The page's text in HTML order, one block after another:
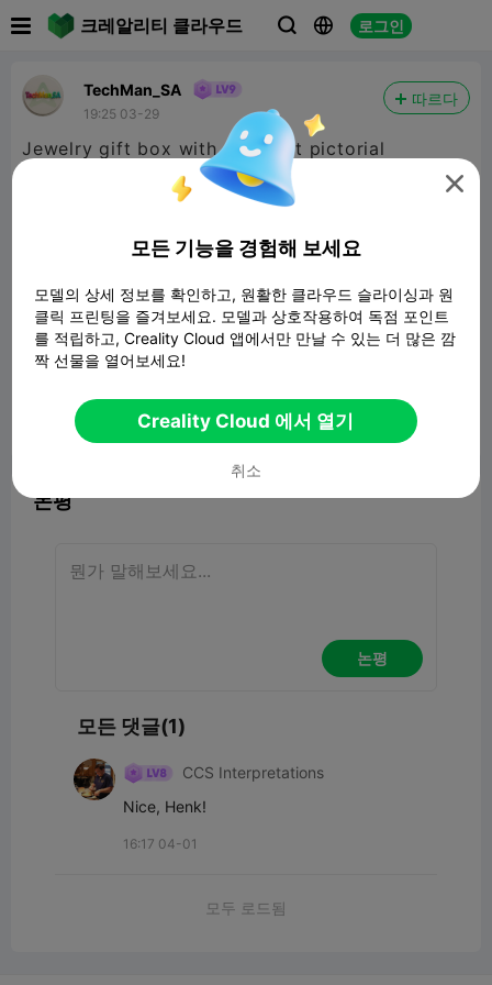
크레알리티 클라우드   로그인
TechMan_SA
19:25 03-29
따르다
Jewelry gift box with different pictorial
Jewelry Gift box
보고서 
논평
논평
모든 댓글(1)
CCS Interpretations
Nice, Henk!
16:17 04-01
모두 로드됨

모든 기능을 경험해 보세요
모델의 상세 정보를 확인하고, 원활한 클라우드 슬라이싱과 원
클릭 프린팅을 즐겨보세요. 모델과 상호작용하여 독점 포인트
를 적립하고, Creality Cloud 앱에서만 만날 수 있는 더 많은 깜
짝 선물을 열어보세요!
Creality Cloud 에서 열기
취소